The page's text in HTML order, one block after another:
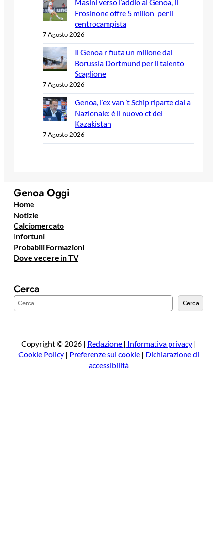
Masini verso l’addio al Genoa, il
Frosinone offre 5 milioni per il
centrocampista
7 Agosto 2026
Il Genoa rifiuta un milione dal
Borussia Dortmund per il talento
Scaglione
7 Agosto 2026
Genoa, l’ex van ’t Schip riparte dalla
Nazionale: è il nuovo ct del
Kazakistan
7 Agosto 2026
Genoa Oggi
Home
Notizie
Calciomercato
Infortuni
Probabili Formazioni
Dove vedere in TV
Cerca
e
a
Cerca
Copyright © 2026 | Redazione | Informativa privacy|
Cookie Policy| Preferenze sui cookie| Dichiarazione di
accessibilità